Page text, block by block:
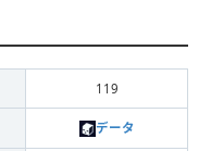
119
データ